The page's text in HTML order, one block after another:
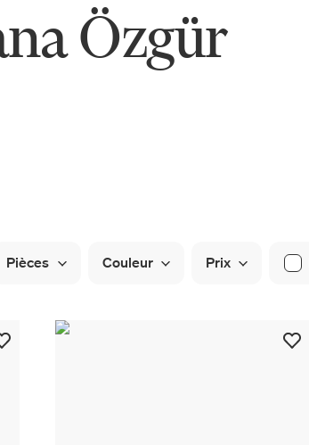
Özgür
Pièces Couleur Prix